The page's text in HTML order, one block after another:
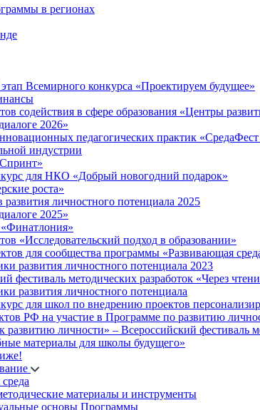
в регионах
Всемирного конкурса «Проектируем будущее»
содействия в сфере образования «Центры
2026»
педагогических практик «СредаФест
индустрии
для НКО «Добрый новогодний подарок»
роста»
личностного потенциала 2025
2025»
«Исследовательский подход в образовании»
для сообщества программы «Развивающая
развития личностного потенциала 2023
фестиваль методических разработок «Через
развития личностного потенциала
для школ по внедрению проектов
РФ на участие в Программе по развитию
развитию личности» – Всероссийский фестиваль
материалы для школы будущего»
материалы и инструменты
основы Программы